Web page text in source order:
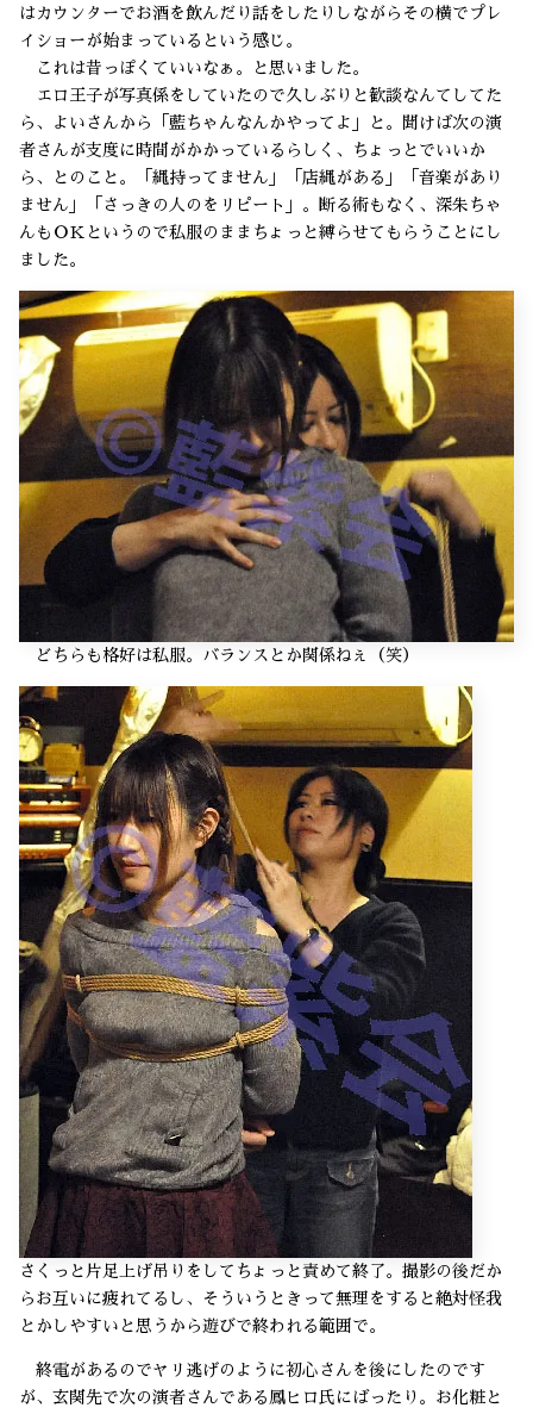
はカウンターでお酒を飲んだり話をしたりしながらその横でプレ
イショーが始まっているという感じ。
これは昔っぽくていいなぁ。と思いました。
エロ王子が写真係をしていたので久しぶりと歓談なんてしてた
ら、よいさんから「藍ちゃんなんかやってよ」と。聞けば次の演
者さんが支度に時間がかかっているらしく、ちょっとでいいか
ら、とのこと。「縄持ってません」「店縄がある」「音楽があり
ません」「さっきの人のをリピート」。断る術もなく、深朱ちゃ
んもＯＫというので私服のままちょっと縛らせてもらうことにし
ました。
どちらも格好は私服。バランスとか関係ねぇ（笑）
さくっと片足上げ吊りをしてちょっと責めて終了。撮影の後だか
らお互いに疲れてるし、そういうときって無理をすると絶対怪我
とかしやすいと思うから遊びで終われる範囲で。
終電があるのでヤリ逃げのように初心さんを後にしたのです
が、玄関先で次の演者さんである鳳ヒロ氏にばったり。お化粧と